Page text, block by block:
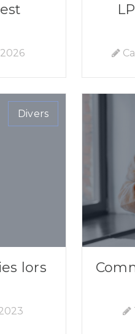
Divers
lors